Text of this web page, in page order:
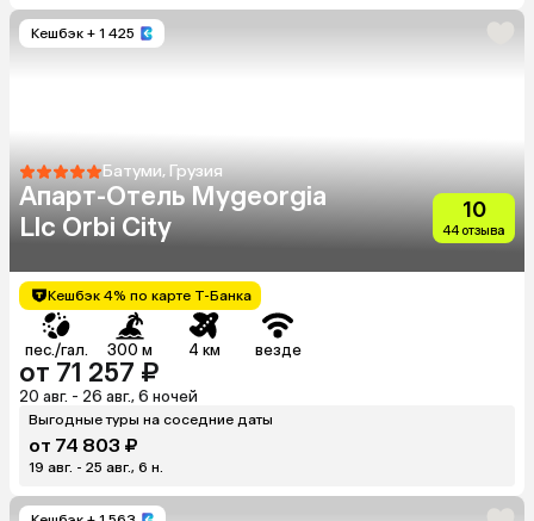
Кешбэк + 1 425
Батуми, Грузия
Апарт-Отель Mygeorgia
Llc Orbi City
10
44 отзыва
Кешбэк 4% по карте Т-Банка
пес./гал. 300 м 4 км везде
от 71 257 ₽
20 авг. - 26 авг., 6 ночей
Выгодные туры на соседние даты
от 74 803 ₽
19 авг. - 25 авг., 6 н.